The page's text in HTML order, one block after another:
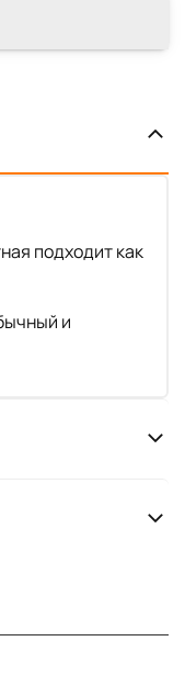
подходит как
и